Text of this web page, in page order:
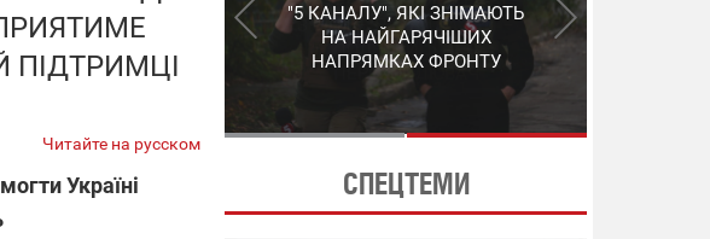
ПІДТРИМЦІ
Читайте на русском
Україні
ЗМІНЮЄ ПРАВИЛА ГРИ –
ПОДРОБИЦІ ПРО
ПЕРЕХОПЛЮВАЧ
"5 КАНАЛУ", ЯКІ ЗНІМАЮТЬ
НА НАЙГАРЯЧІШИХ
НАПРЯМКАХ ФРОНТУ
СПЕЦТЕМИ